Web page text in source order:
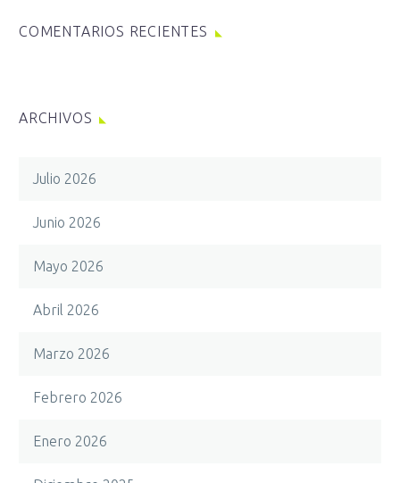
COMENTARIOS RECIENTES
ARCHIVOS
Julio 2026
Junio 2026
Mayo 2026
Abril 2026
Marzo 2026
Febrero 2026
Enero 2026